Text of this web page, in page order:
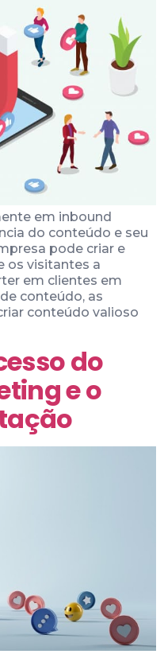
em inbound
do conteúdo e seu
pode criar e
os visitantes a
em clientes em
conteúdo, as
conteúdo valioso
do
e o